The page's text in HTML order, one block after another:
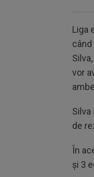
Liga
când
vor
de
În
și 3